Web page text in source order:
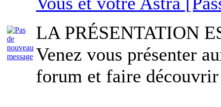
LA PRÉSENTATION
Venez vous présenter
forum et faire